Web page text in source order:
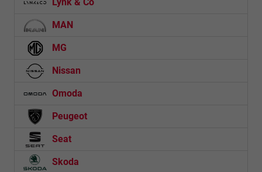
MAN
MG
Nissan
Omoda
Peugeot
Seat
Skoda